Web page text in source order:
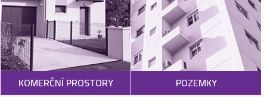
KOMERČNÍ PROSTORY POZEMKY
NABÍDNOUT
NEMOVITOST
POPTAT
NEMOVITOST